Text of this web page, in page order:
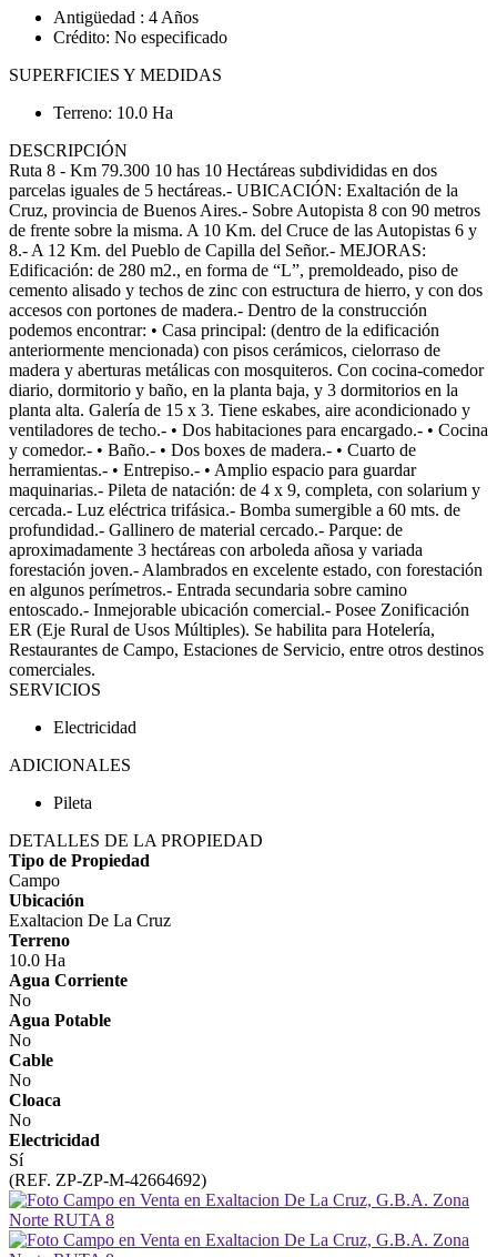
Antigüedad : 4 Años
Crédito: No especificado
SUPERFICIES Y MEDIDAS
Terreno: 10.0 Ha
DESCRIPCIÓN
Ruta 8 - Km 79.300 10 has 10 Hectáreas subdivididas en dos
parcelas iguales de 5 hectáreas.- UBICACIÓN: Exaltación de la
Cruz, provincia de Buenos Aires.- Sobre Autopista 8 con 90 metros
de frente sobre la misma. A 10 Km. del Cruce de las Autopistas 6 y
8.- A 12 Km. del Pueblo de Capilla del Señor.- MEJORAS:
Edificación: de 280 m2., en forma de “L”, premoldeado, piso de
cemento alisado y techos de zinc con estructura de hierro, y con dos
accesos con portones de madera.- Dentro de la construcción
podemos encontrar: • Casa principal: (dentro de la edificación
anteriormente mencionada) con pisos cerámicos, cielorraso de
madera y aberturas metálicas con mosquiteros. Con cocina-comedor
diario, dormitorio y baño, en la planta baja, y 3 dormitorios en la
planta alta. Galería de 15 x 3. Tiene eskabes, aire acondicionado y
ventiladores de techo.- • Dos habitaciones para encargado.- • Cocina
y comedor.- • Baño.- • Dos boxes de madera.- • Cuarto de
herramientas.- • Entrepiso.- • Amplio espacio para guardar
maquinarias.- Pileta de natación: de 4 x 9, completa, con solarium y
cercada.- Luz eléctrica trifásica.- Bomba sumergible a 60 mts. de
profundidad.- Gallinero de material cercado.- Parque: de
aproximadamente 3 hectáreas con arboleda añosa y variada
forestación joven.- Alambrados en excelente estado, con forestación
en algunos perímetros.- Entrada secundaria sobre camino
entoscado.- Inmejorable ubicación comercial.- Posee Zonificación
ER (Eje Rural de Usos Múltiples). Se habilita para Hotelería,
Restaurantes de Campo, Estaciones de Servicio, entre otros destinos
comerciales.
SERVICIOS
Electricidad
ADICIONALES
Pileta
DETALLES DE LA PROPIEDAD
Tipo de Propiedad
Campo
Ubicación
Exaltacion De La Cruz
Terreno
10.0 Ha
Agua Corriente
No
Agua Potable
No
Cable
No
Cloaca
No
Electricidad
Sí
(REF. ZP-ZP-M-42664692)